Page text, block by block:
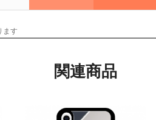
ます
関連商品